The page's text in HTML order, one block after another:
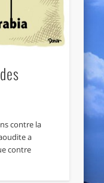
contre la
a
contre